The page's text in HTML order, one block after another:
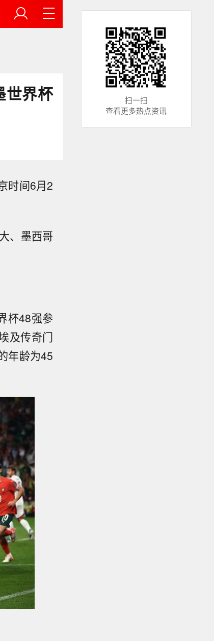
世界杯
时间6月2
、墨西哥
杯48强参
及传奇门
年龄为45
扫一扫
查看更多热点资讯